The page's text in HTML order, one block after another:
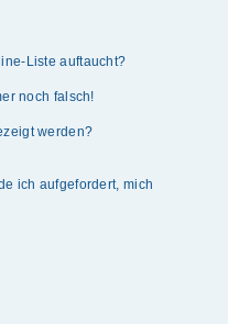
Liste auftaucht?
noch falsch!
werden?
ich aufgefordert, mich